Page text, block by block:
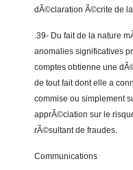
dÃ©claration Ã©crite de
.39- Du fait de la nature
anomalies significatives
comptes obtienne une
de tout fait dont elle a
commise ou simplement
apprÃ©ciation sur le
rÃ©sultant de fraudes.
Communications